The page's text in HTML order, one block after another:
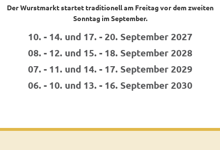
Der Wurstmarkt startet traditionell am Freitag vor dem zweiten
Sonntag im September.
10. - 14. und 17. - 20. September 2027
08. - 12. und 15. - 18. September 2028
07. - 11. und 14. - 17. September 2029
06. - 10. und 13. - 16. September 2030